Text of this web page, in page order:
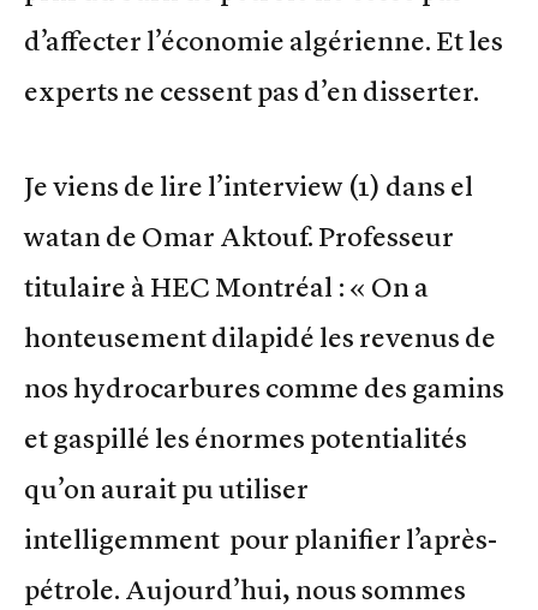
d’affecter l’économie algérienne. Et les
experts ne cessent pas d’en disserter.
Je viens de lire l’interview (1) dans el
watan de Omar Aktouf. Professeur
titulaire à HEC Montréal : « On a
honteusement dilapidé les revenus de
nos hydrocarbures comme des gamins
et gaspillé les énormes potentialités
qu’on aurait pu utiliser
intelligemment pour planifier l’après-
pétrole. Aujourd’hui, nous sommes